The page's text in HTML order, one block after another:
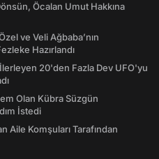
Öcalan Umut Hakkına
ve Veli Ağbaba’nın
Hazırlandı
20'den Fazla Dev UFO'yu
Olan Kübra Süzgün
İstedi
Aile Komşuları Tarafından